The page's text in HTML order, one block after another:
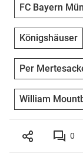
FC Bayern
Königshäuser
Per
William
0